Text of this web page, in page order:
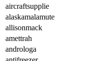
aircraftsupplie
alaskamalamute
allisonmack
amettrah
androloga